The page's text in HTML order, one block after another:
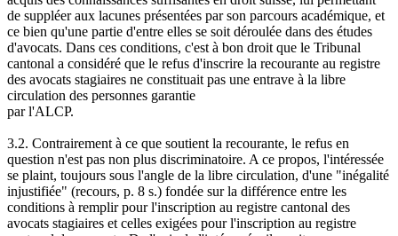
de suppléer aux lacunes présentées par son parcours académique, et
ce bien qu'une partie d'entre elles se soit déroulée dans des études
d'avocats. Dans ces conditions, c'est à bon droit que le Tribunal
cantonal a considéré que le refus d'inscrire la recourante au registre
des avocats stagiaires ne constituait pas une entrave à la libre
circulation des personnes garantie
par l'ALCP.
3.2. Contrairement à ce que soutient la recourante, le refus en
question n'est pas non plus discriminatoire. A ce propos, l'intéressée
se plaint, toujours sous l'angle de la libre circulation, d'une "inégalité
injustifiée" (recours, p. 8 s.) fondée sur la différence entre les
conditions à remplir pour l'inscription au registre cantonal des
avocats stagiaires et celles exigées pour l'inscription au registre